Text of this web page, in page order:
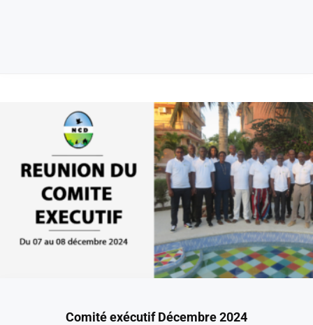
Comité exécutif Décembre 2024